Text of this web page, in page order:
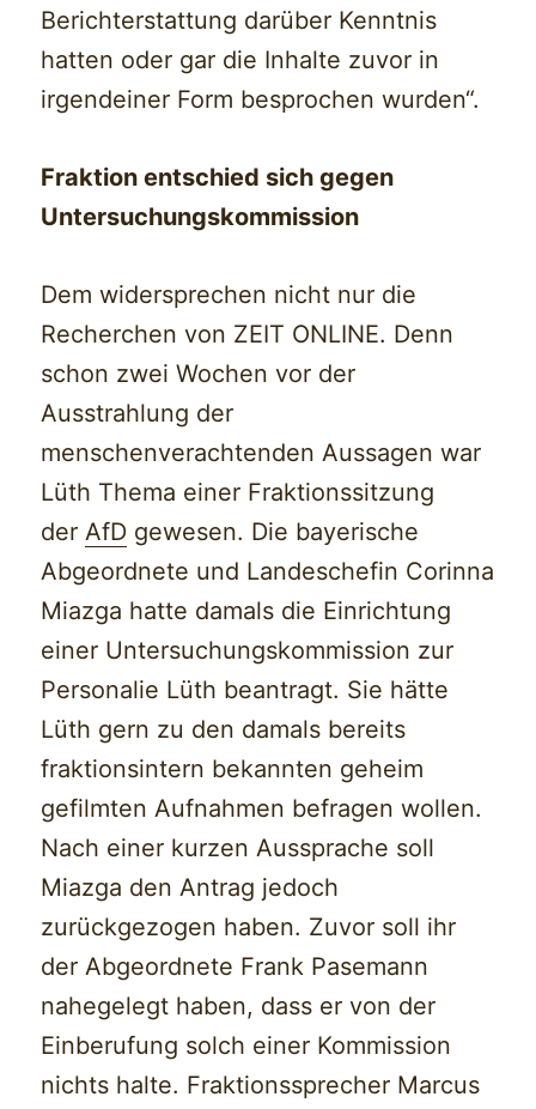
Berichterstattung darüber Kenntnis
hatten oder gar die Inhalte zuvor in
irgendeiner Form besprochen wurden“.
Fraktion entschied sich gegen
Untersuchungskommission
Dem widersprechen nicht nur die
Recherchen von ZEIT ONLINE. Denn
schon zwei Wochen vor der
Ausstrahlung der
menschenverachtenden Aussagen war
Lüth Thema einer Fraktionssitzung
derAfD gewesen. Die bayerische
Abgeordnete und Landeschefin Corinna
Miazga hatte damals die Einrichtung
einer Untersuchungskommission zur
Personalie Lüth beantragt. Sie hätte
Lüth gern zu den damals bereits
fraktionsintern bekannten geheim
gefilmten Aufnahmen befragen wollen.
Nach einer kurzen Aussprache soll
Miazga den Antrag jedoch
zurückgezogen haben. Zuvor soll ihr
der Abgeordnete Frank Pasemann
nahegelegt haben, dass er von der
Einberufung solch einer Kommission
nichts halte. Fraktionssprecher Marcus